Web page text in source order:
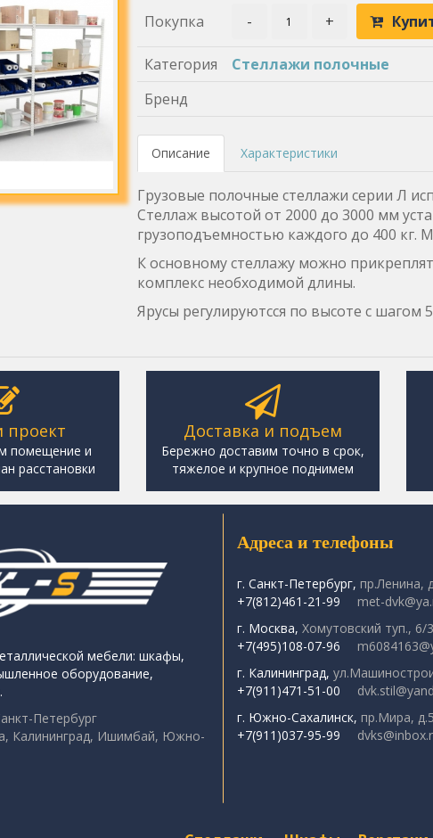
Покупка - +
Категория
Стеллажи полочные
Бренд
Описание Характеристики
Грузовые полочные стеллажи серии Л
Стеллаж высотой от 2000 до 3000 мм
грузоподъемностью каждого до 400 кг.
К основному стеллажу можно
комплекс необходимой длины.
Ярусы регулируютсся по высоте с шагом
проект
помещение и
расстановки
Доставка и подъем
Бережно доставим точно в срок,
тяжелое и крупное поднимем
мебели: шкафы,
оборудование,
Петербург
Калининград, Ишимбай, Южно-
Адреса и телефоны
г. Санкт-Петербург, пр.Ленина,
+7(812)461-21-99
met-
г. Москва, Хомутовский туп., 6/3
+7(495)108-07-96
г. Калининград,
+7(911)471-51-00
г. Южно-Сахалинск, пр.Мира,
+7(911)037-95-99